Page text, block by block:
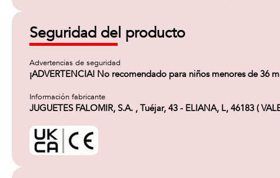
Seguridad del producto
Advertencias de seguridad
¡ADVERTENCIA! No recomendado para niños menores de 36
Información fabricante
JUGUETES FALOMIR, S.A. , Tuéjar, 43 - ELIANA, L, 46183 (